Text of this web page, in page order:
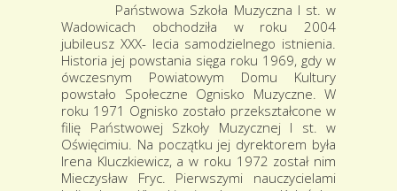
Państwowa Szkoła Muzyczna I st. w
Wadowicach obchodziła w roku 2004
jubileusz XXX- lecia samodzielnego istnienia.
Historia jej powstania sięga roku 1969, gdy w
ówczesnym Powiatowym Domu Kultury
powstało Społeczne Ognisko Muzyczne. W
roku 1971 Ognisko zostało przekształcone w
filię Państwowej Szkoły Muzycznej I st. w
Oświęcimiu. Na początku jej dyrektorem była
Irena Kluczkiewicz, a w roku 1972 został nim
Mieczysław Fryc. Pierwszymi nauczycielami